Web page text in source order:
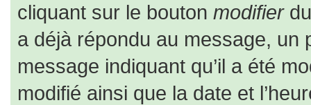
cliquant sur le bouton modifierdu
a déjà répondu au message, un
message indiquant qu’il a été
modifié ainsi que la date et